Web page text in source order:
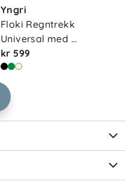
Yngri
Floki Regntrekk
Universal med
Vindskjer…
kr 599